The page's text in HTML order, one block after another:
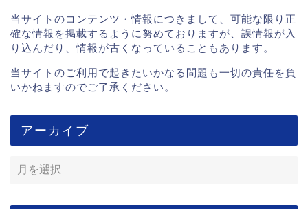
当サイトのコンテンツ・情報につきまして、可能な限り正
確な情報を掲載するように努めておりますが、誤情報が入
り込んだり、情報が古くなっていることもあります。
当サイトのご利用で起きたいかなる問題も一切の責任を負
いかねますのでご了承ください。
アーカイブ